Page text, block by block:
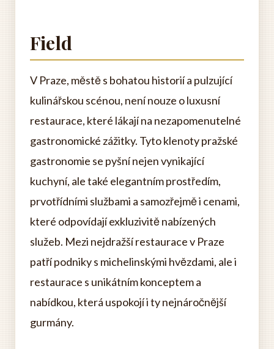
Field
V Praze, městě s bohatou historií a pulzující
kulinářskou scénou, není nouze o luxusní
restaurace, které lákají na nezapomenutelné
gastronomické zážitky. Tyto klenoty pražské
gastronomie se pyšní nejen vynikající
kuchyní, ale také elegantním prostředím,
prvotřídními službami a samozřejmě i cenami,
které odpovídají exkluzivitě nabízených
služeb. Mezi nejdražší restaurace v Praze
patří podniky s michelinskými hvězdami, ale i
restaurace s unikátním konceptem a
nabídkou, která uspokojí i ty nejnáročnější
gurmány.